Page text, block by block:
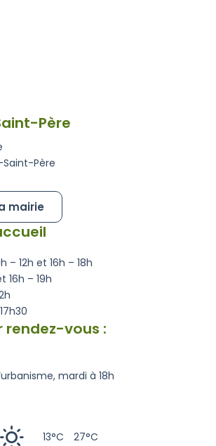
Père
Père
mairie
– 12h et 16h – 18h
16h – 19h
rendez-vous :
mardi à 18h
13°C 27°C